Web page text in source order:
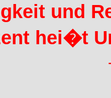
und
hei�t